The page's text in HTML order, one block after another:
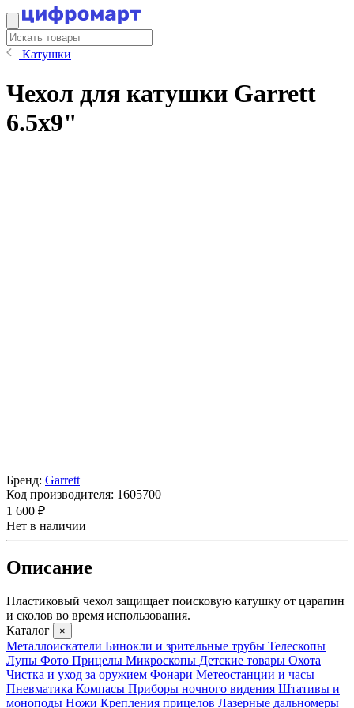
Катушки
Чехол для катушки Garrett
6.5x9"
Бренд: Garrett
Код производителя: 1605700
1 600 ₽
Нет в наличии
Описание
Пластиковый чехол защищает поисковую катушку от царапин
и сколов во время использования.
Каталог
×
Металлоискатели Бинокли и зрительные трубы Телескопы
Лупы Фото Прицелы Микроскопы Детские товары Охота
Чистка и уход за оружием Фонари Метеостанции и часы
Пневматика Компасы Приборы ночного видения Штативы и
моноподы Ножи Крепления прицелов Лазерные дальномеры